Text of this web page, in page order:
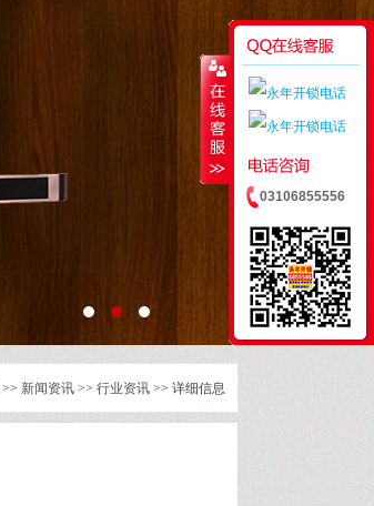
>> 新闻资讯 >> 行业资讯 >> 详细信息
03106855556